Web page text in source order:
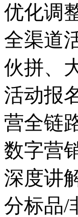
优化调
全渠道
伙拼、
活动报
营全链
数字营
深度讲
分标品/